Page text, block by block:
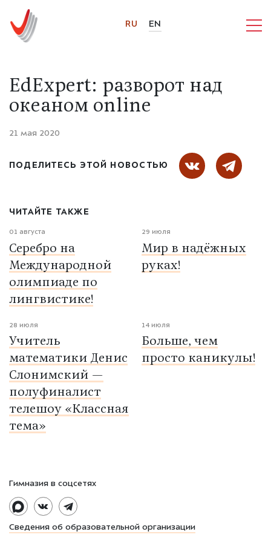
RU EN
EdExpert: разворот над
океаном online
21 мая 2020
ПОДЕЛИТЕСЬ ЭТОЙ НОВОСТЬЮ
ЧИТАЙТЕ ТАКЖЕ
01 августа
Серебро на
Международной
олимпиаде по
лингвистике!
29 июля
Мир в надёжных
руках!
28 июля
Учитель
математики Денис
Слонимский —
полуфиналист
телешоу «Классная
тема»
14 июля
Больше, чем
просто каникулы!
Сведения об образовательной организации
Гимназия в соцсетях